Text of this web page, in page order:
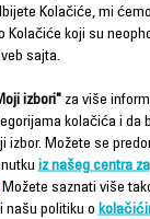
Kolačiće, mi ćemo
Kolačiće koji su
sajta.
izbori"za više
kolačića i da
izbor. Možete se
iz našeg centra za
Možete saznati više
našu politiku o